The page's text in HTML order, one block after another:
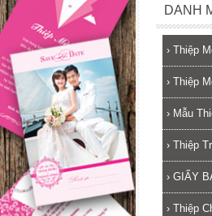
DANH
› Thiệp
› Thiệp
› Mẫu
› Thiệp
› GIẤY
› Thiệp